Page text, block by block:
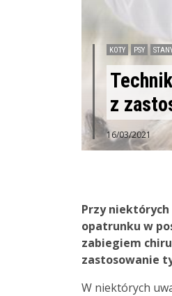
KOTY PSY
z
16/03/2021
Przy
opatrunku w
zabiegiem
zastosowanie
W niektórych